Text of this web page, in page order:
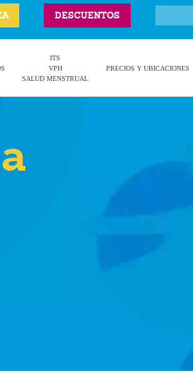
DESCUENTOS
ITS
VPH
SALUD MENSTRUAL
PRECIOS Y UBICACIONES